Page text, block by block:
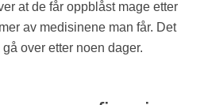
at de får oppblåst mage etter
av medisinene man får. Det
over etter noen dager.